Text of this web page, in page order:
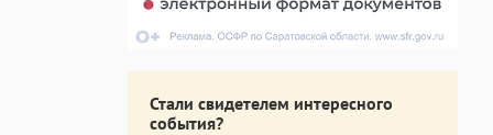
Стали свидетелем интересного
события?